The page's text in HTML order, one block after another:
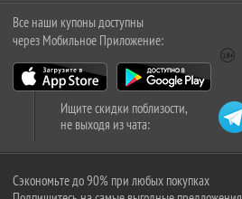
Все наши купоны доступны
через Мобильное Приложение:
Ищите скидки поблизости,
не выходя из чата:
Сэкономьте до 90% при любых покупках